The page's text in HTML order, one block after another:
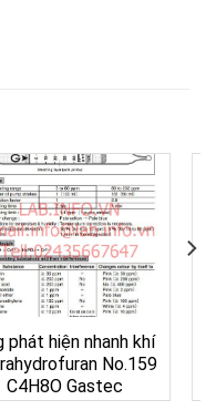
phát hiện nhanh khí
No.159
C4H8O Gastec